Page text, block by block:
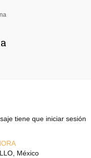
tiene que iniciar sesión
México